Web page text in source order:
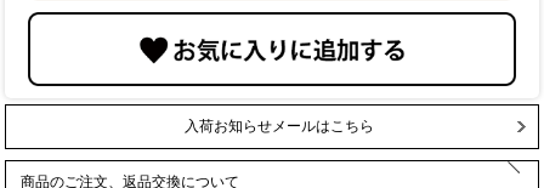
入荷お知らせメールはこちら
商品のご注文、返品交換について